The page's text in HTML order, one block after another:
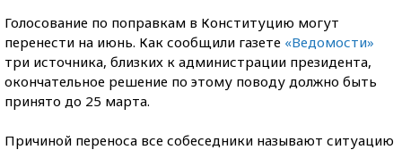
Голосование по поправкам в Конституцию могут
перенести на июнь. Как сообщили газете «Ведомости»
три источника, близких к администрации президента,
окончательное решение по этому поводу должно быть
принято до 25 марта.
Причиной переноса все собеседники называют ситуацию